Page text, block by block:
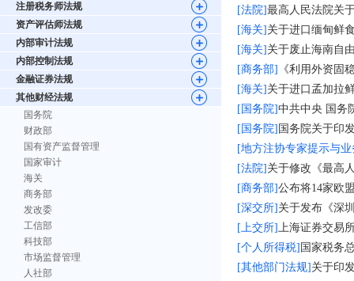
注册税务师法规
资产评估师法规
内部审计法规
内部控制法规
金融证券法规
其他财经法规
国务院
财政部
国有资产监督管理
国家审计
海关
商务部
发改委
工信部
科技部
市场监督管理
人社部
[法院]最高人民法院关
[海关] 关于进口缅甸鲜
[海关] 关于废止海南自
[商务部]
《利用外资固
[海关] 关于进口孟加拉
[国务院]中共中央 国务院
[国务院] 国务院关于印
[地方注协专家提示与
[法院] 关于修改《最高人民法
[商务部]公布将14家欧
[深交所] 关于发布《深圳证
[上交所]上海证券交易
[个人所得税] 国家税务
[其他部门法规] 关于印